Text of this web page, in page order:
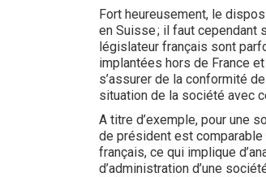
Fort heureusement, le
en Suisse ; il faut
législateur français sont
implantées hors de France
s’assurer de la conformité
situation de la société avec
A titre d’exemple, pour une
de président est comparable
français, ce qui implique
d’administration d’une